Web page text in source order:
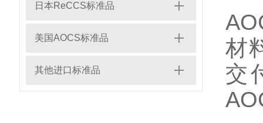
日本ReCCS标准品
美国AOCS标准品
其他进口标准品
材
交